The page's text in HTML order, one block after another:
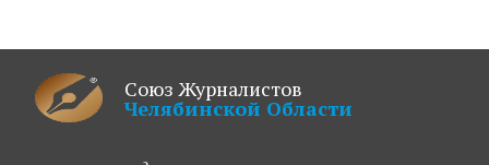
Союз Журналистов
Челябинской Области